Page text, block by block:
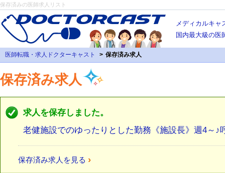
保存済みの医師求人リスト
メディカルキャ
国内最大級の医
医師転職・求人ドクターキャスト 保存済み求人
保存済み求人
求人を保存しました。
老健施設でのゆったりとした勤務《施設長》週4～
保存済み求人を見る ›